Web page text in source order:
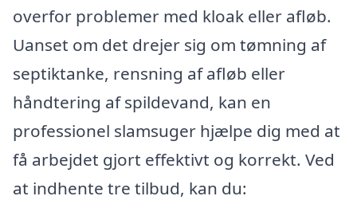
overfor problemer med kloak eller afløb.
Uanset om det drejer sig om tømning af
septiktanke, rensning af afløb eller
håndtering af spildevand, kan en
professionel slamsuger hjælpe dig med at
få arbejdet gjort effektivt og korrekt. Ved
at indhente tre tilbud, kan du: